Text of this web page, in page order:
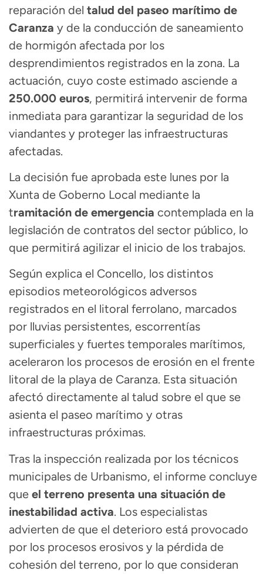
reparación del talud del paseo marítimo de
Caranza y de la conducción de saneamiento
de hormigón afectada por los
desprendimientos registrados en la zona. La
actuación, cuyo coste estimado asciende a
250.000 euros, permitirá intervenir de forma
inmediata para garantizar la seguridad de los
viandantes y proteger las infraestructuras
afectadas.
La decisión fue aprobada este lunes por la
Xunta de Goberno Local mediante la
tramitación de emergencia contemplada en la
legislación de contratos del sector público, lo
que permitirá agilizar el inicio de los trabajos.
Según explica el Concello, los distintos
episodios meteorológicos adversos
registrados en el litoral ferrolano, marcados
por lluvias persistentes, escorrentías
superficiales y fuertes temporales marítimos,
aceleraron los procesos de erosión en el frente
litoral de la playa de Caranza. Esta situación
afectó directamente al talud sobre el que se
asienta el paseo marítimo y otras
infraestructuras próximas.
Tras la inspección realizada por los técnicos
municipales de Urbanismo, el informe concluye
que el terreno presenta una situación de
inestabilidad activa. Los especialistas
advierten de que el deterioro está provocado
por los procesos erosivos y la pérdida de
cohesión del terreno, por lo que consideran